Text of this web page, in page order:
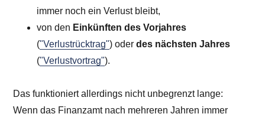
immer noch ein Verlust bleibt,
von den Einkünften des Vorjahres
("Verlustrücktrag") oderdes nächsten Jahres
("Verlustvortrag").
Das funktioniert allerdings nicht unbegrenzt lange:
Wenn das Finanzamt nach mehreren Jahren immer